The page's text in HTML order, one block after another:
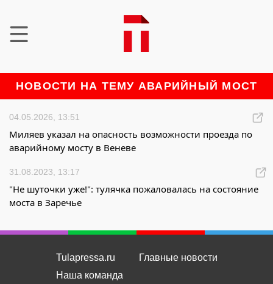
НОВОСТИ НА ТЕМУ АВАРИЙНЫЙ МОСТ
04.05.2026, 13:51
Миляев указал на опасность возможности проезда по
аварийному мосту в Веневе
31.08.2023, 13:17
"Не шуточки уже!": тулячка пожаловалась на состояние
моста в Заречье
Tulapressa.ru
Наша команда
Главные новости